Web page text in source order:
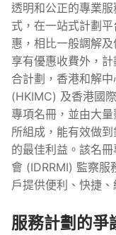
透明和公正的專業
式，在一站式計劃
惠，相比一般調解
享有優惠收費外，
合計劃，香港和解
(HKIMC) 及香港國
專項名冊，並由大
所組成，能有效做
的最佳利益。該名
會 (IDRRMI) 監察服
戶提供便利、快捷
服務計劃的爭